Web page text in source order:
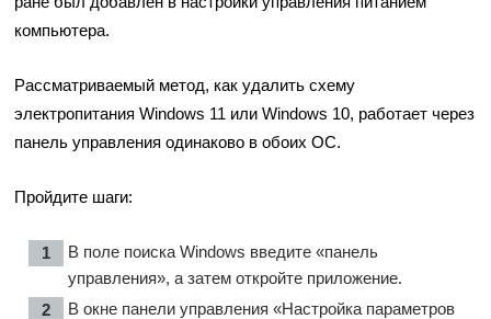
компьютера.
Рассматриваемый метод, как удалить схему
электропитания Windows 11 или Windows 10, работает через
панель управления одинаково в обоих ОС.
Пройдите шаги:
В поле поиска Windows введите «панель
управления», а затем откройте приложение.
В окне панели управления «Настройка параметров